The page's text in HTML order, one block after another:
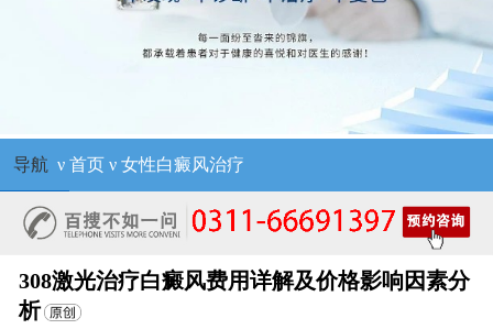
导航 ν 首页ν 女性白癜风治疗
308激光治疗白癜风费用详解及价格影响因素分
析